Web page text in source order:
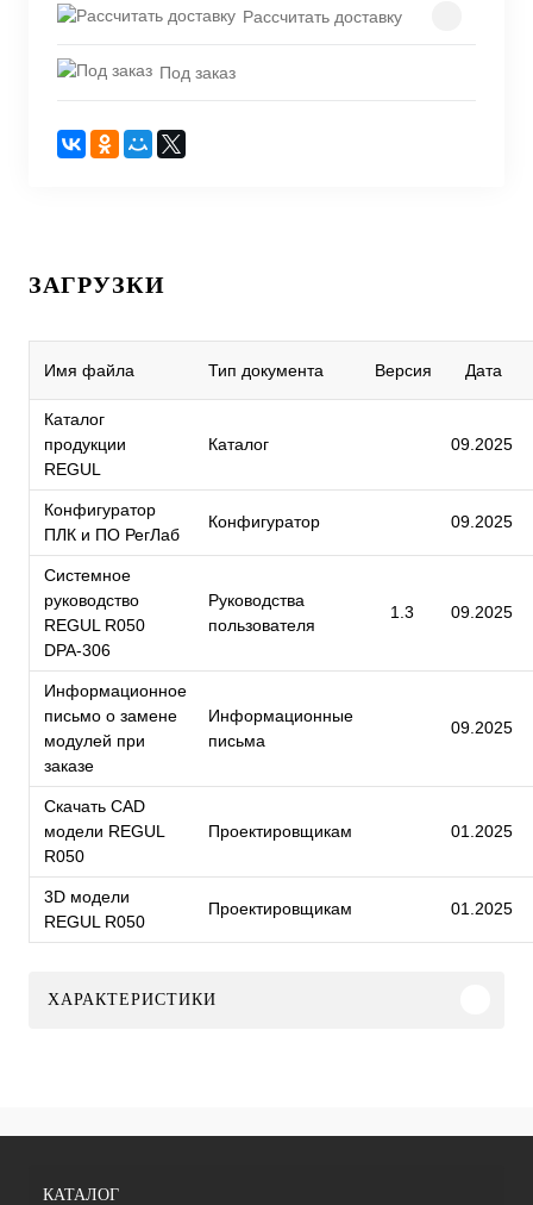
Рассчитать доставку
Под заказ
ЗАГРУЗКИ
Имя файла Тип документа Версия Дата
Каталог
продукции
REGUL
Каталог 09.2025
Конфигуратор
ПЛК и ПО РегЛаб
Конфигуратор 09.2025
Системное
руководство
REGUL R050
DPA-306
Руководства
пользователя
1.3 09.2025
Информационное
письмо о замене
модулей при
заказе
Информационные
письма
09.2025
Скачать CAD
модели REGUL
R050
Проектировщикам 01.2025
3D модели
REGUL R050
Проектировщикам 01.2025
ХАРАКТЕРИСТИКИ
КАТАЛОГ